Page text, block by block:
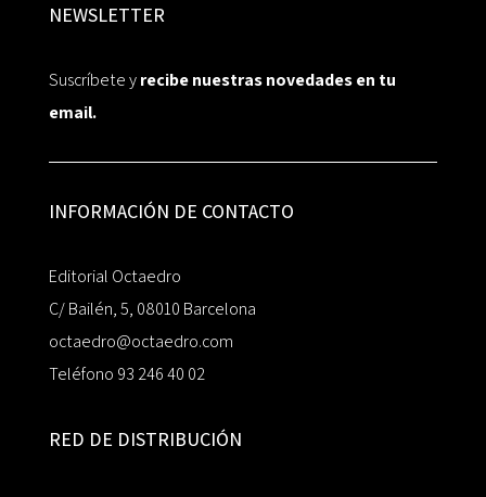
NEWSLETTER
Suscríbete yrecibe nuestras novedades en tu
email.
INFORMACIÓN DE CONTACTO
Editorial Octaedro
C/ Bailén, 5, 08010 Barcelona
octaedro@octaedro.com
Teléfono 93 246 40 02
RED DE DISTRIBUCIÓN